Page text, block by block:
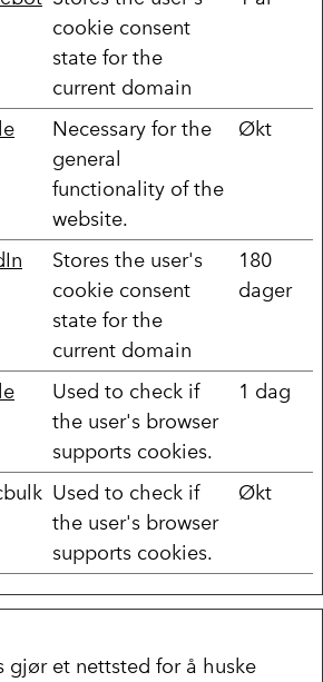
cookie consent
state for the
current domain
Necessary for the
general
functionality of the
website.
Økt
Stores the user's
cookie consent
state for the
current domain
180
dager
Used to check if
the user's browser
supports cookies.
1 dag
Used to check if
the user's browser
supports cookies.
Økt
gjør et nettsted for å huske